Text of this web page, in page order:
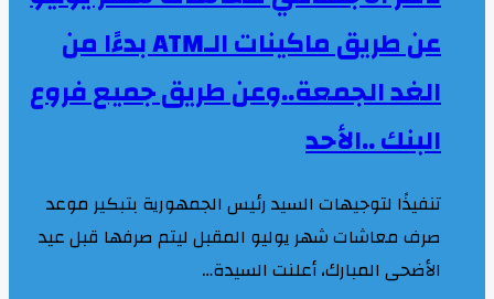
عن طريق ماكينات الـATM بدءًا من
الغد الجمعة..وعن طريق جميع فروع
البنك ..الأحد
تنفيذًا لتوجيهات السيد رئيس الجمهورية بتبكير موعد
صرف معاشات شهر يوليو المقبل ليتم صرفها قبل عيد
الأضحى المبارك، أعلنت السيدة…